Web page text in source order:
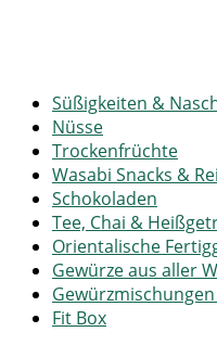
Süßigkeiten &
Nüsse
Trockenfrüchte
Wasabi Snacks &
Schokoladen
Tee, Chai &
Orientalische
Gewürze aus aller
Fit Box